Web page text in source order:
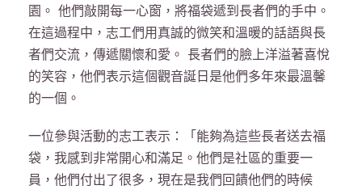
園。 他們敲開每一心窗，將福袋遞到長者們的手中。
在這過程中，志工們用真誠的微笑和溫暖的話語與長
者們交流，傳遞關懷和愛。 長者們的臉上洋溢著喜悅
的笑容，他們表示這個觀音誕日是他們多年來最溫馨
的一個。
一位參與活動的志工表示：「能夠為這些長者送去福
袋，我感到非常開心和滿足。他們是社區的重要一
員，他們付出了很多，現在是我們回饋他們的時候